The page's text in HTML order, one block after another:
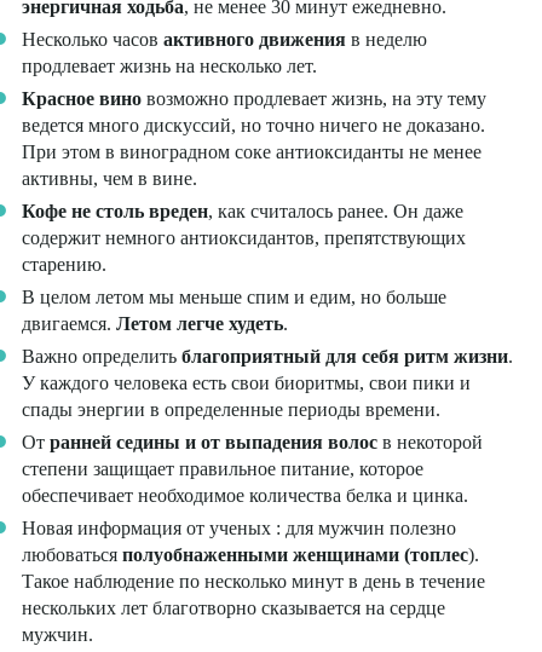
энергичная ходьба, не менее 30 минут ежедневно.
Несколько часов активного движения в неделю
продлевает жизнь на несколько лет.
Красное вино возможно продлевает жизнь, на эту тему
ведется много дискуссий, но точно ничего не доказано.
При этом в виноградном соке антиоксиданты не менее
активны, чем в вине.
Кофе не столь вреден, как считалось ранее. Он даже
содержит немного антиоксидантов, препятствующих
старению.
В целом летом мы меньше спим и едим, но больше
двигаемся. Летом легче худеть.
Важно определить благоприятный для себя ритм жизни.
У каждого человека есть свои биоритмы, свои пики и
спады энергии в определенные периоды времени.
От ранней седины и от выпадения волос в некоторой
степени защищает правильное питание, которое
обеспечивает необходимое количества белка и цинка.
Новая информация от ученых : для мужчин полезно
любоваться полуобнаженными женщинами (топлес).
Такое наблюдение по несколько минут в день в течение
нескольких лет благотворно сказывается на сердце
мужчин.